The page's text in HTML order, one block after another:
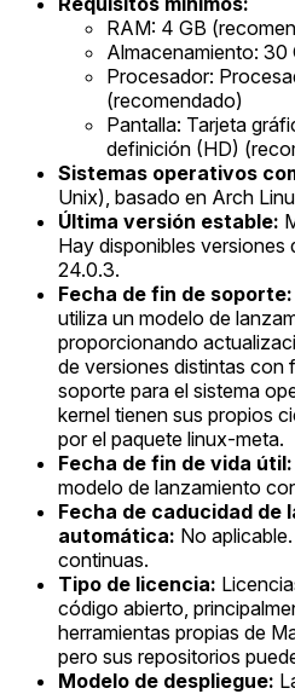
RAM: 4 GB
Almacenamiento:
Procesador:
(recomendado)
Pantalla: Tarjeta
definición (HD)
Sistemas operativos
Unix), basado en Arch
Última versión estable:
Hay disponibles versiones
24.0.3.
Fecha de fin de soporte:
utiliza un modelo de
proporcionando
de versiones distintas con
soporte para el sistema
kernel tienen sus propios
por el paquete linux-meta.
Fecha de fin de vida útil:
modelo de lanzamiento
Fecha de caducidad de
automática: No
continuas.
Tipo de licencia:
código abierto,
herramientas propias de
pero sus repositorios
Modelo de despliegue: